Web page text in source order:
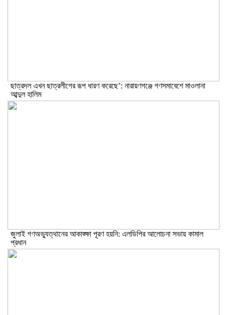
ছাত্রদল এখন ছাত্রলীগের রূপ ধারণ করেছে’: নারায়ণগঞ্জে গণসমাবেশে মাওলানা
আব্দুল হালিম
জুলাই গণঅভ্যুত্থানের আকাঙ্ক্ষা পূরণ হয়নি: এলডিপির আলোচনা সভায় কামাল
প্রধান